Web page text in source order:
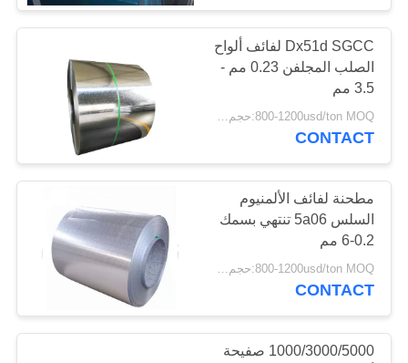
لفة قطاع الألمنيوم
أنبوب ألومنيوم
25
Dx51d SGCC لفائف ألواح
الصلب المجلفن 0.23 مم -
3.5 مم
800-1200usd/ton MOQ:حجم المواد arrording
CONTACT
مطحنة لفائف الألمنيوم
السلس 5a06 تنتهي بسمك
0.2-6 مم
800-1200usd/ton MOQ:حجم المواد arrording
CONTACT
1000/3000/5000 صفيحة